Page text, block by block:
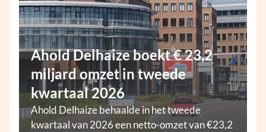
Ahold Delhaize boekt € 23,2
miljard omzet in tweede
kwartaal 2026
Ahold Delhaize behaalde in het tweede
kwartaal van 2026 een netto-omzet van €23,2